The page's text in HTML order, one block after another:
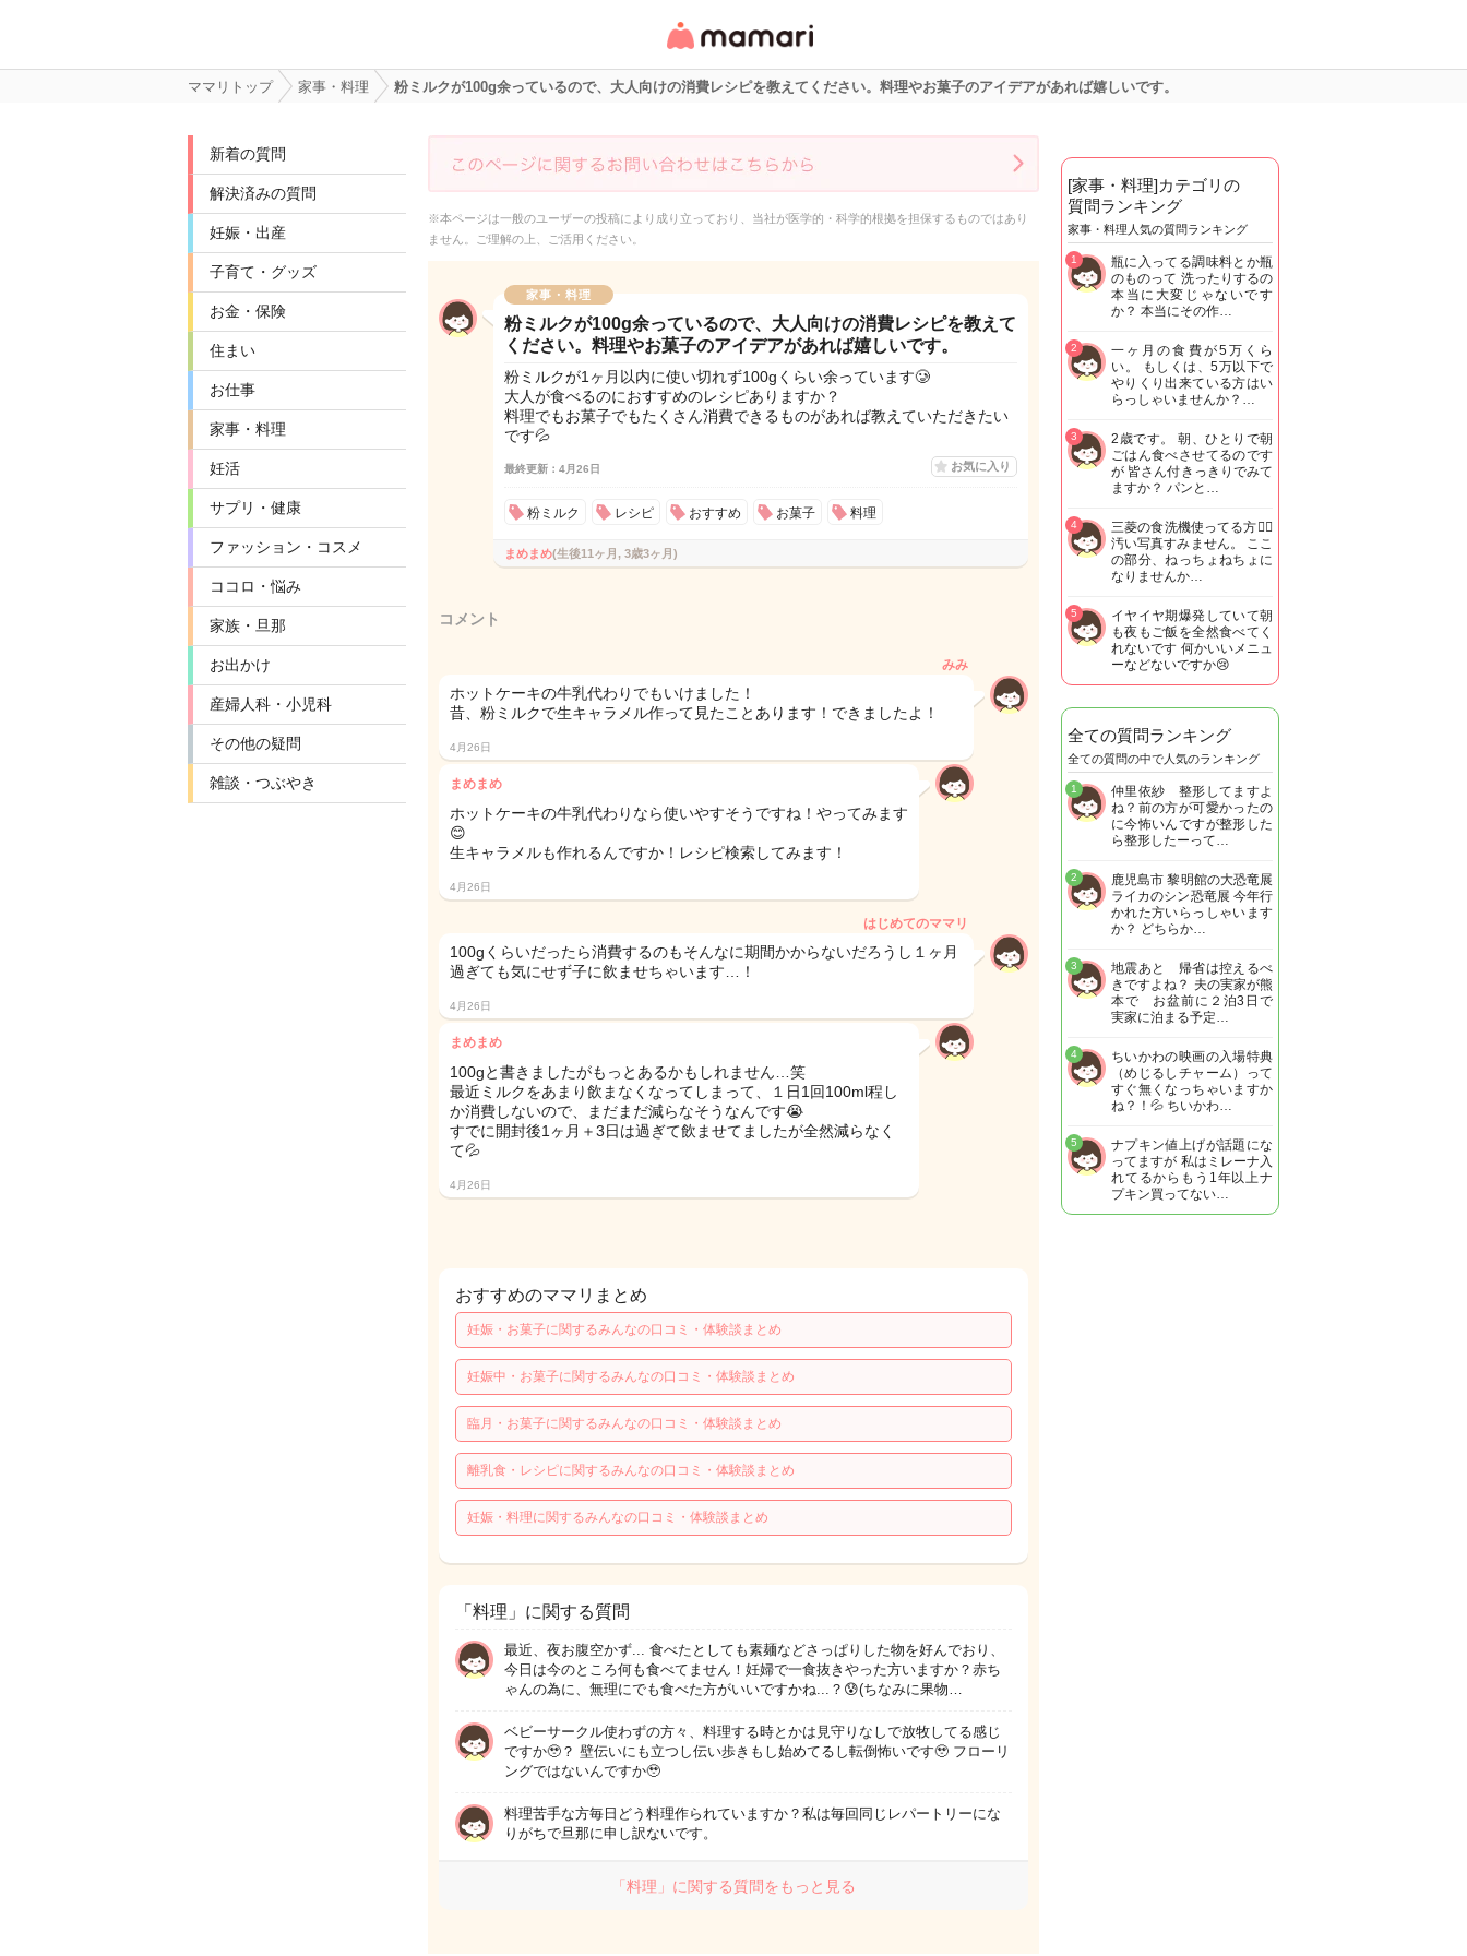
リ・情報サイト
ママリトップ 家事・料理 粉ミルクが100g余っているので、大人向けの消費レシピを教えてください。料理やお菓子のアイデアがあれば嬉しいです。
新着の質問
解決済みの質問
妊娠・出産
子育て・グッズ
お金・保険
住まい
お仕事
家事・料理
妊活
サプリ・健康
ファッション・コスメ
ココロ・悩み
家族・旦那
お出かけ
産婦人科・小児科
その他の疑問
雑談・つぶやき
※本ページは一般のユーザーの投稿により成り立っており、当社が医学的・科学的根拠を担保するものではあり
ません。ご理解の上、ご活用ください。
家事・料理
粉ミルクが100g余っているので、大人向けの消費レシピを教えて
ください。料理やお菓子のアイデアがあれば嬉しいです。
粉ミルクが1ヶ月以内に使い切れず100gくらい余っています🥲
大人が食べるのにおすすめのレシピありますか？
料理でもお菓子でもたくさん消費できるものがあれば教えていただきたい
です💦
最終更新：4月26日 お気に入り
粉ミルク レシピ おすすめ お菓子 料理
まめまめ(生後11ヶ月, 3歳3ヶ月)
コメント
みみ
ホットケーキの牛乳代わりでもいけました！
昔、粉ミルクで生キャラメル作って見たことあります！できましたよ！
4月26日
まめまめ
ホットケーキの牛乳代わりなら使いやすそうですね！やってみます
😊
生キャラメルも作れるんですか！レシピ検索してみます！
4月26日
はじめてのママリ
100gくらいだったら消費するのもそんなに期間かからないだろうし１ヶ月
過ぎても気にせず子に飲ませちゃいます…！
4月26日
まめまめ
100gと書きましたがもっとあるかもしれません…笑
最近ミルクをあまり飲まなくなってしまって、１日1回100ml程し
か消費しないので、まだまだ減らなそうなんです😭
すでに開封後1ヶ月＋3日は過ぎて飲ませてましたが全然減らなく
て💦
4月26日
おすすめのママリまとめ
妊娠・お菓子に関するみんなの口コミ・体験談まとめ
妊娠中・お菓子に関するみんなの口コミ・体験談まとめ
臨月・お菓子に関するみんなの口コミ・体験談まとめ
離乳食・レシピに関するみんなの口コミ・体験談まとめ
妊娠・料理に関するみんなの口コミ・体験談まとめ
「料理」に関する質問
最近、夜お腹空かず... 食べたとしても素麺などさっぱりした物を好んでおり、
今日は今のところ何も食べてません！妊婦で一食抜きやった方いますか？赤ち
ゃんの為に、無理にでも食べた方がいいですかね...？😰(ちなみに果物…
ベビーサークル使わずの方々、料理する時とかは見守りなしで放牧してる感じ
ですか🥹？ 壁伝いにも立つし伝い歩きもし始めてるし転倒怖いです🥹 フローリ
ングではないんですか🥹
料理苦手な方毎日どう料理作られていますか？私は毎回同じレパートリーにな
りがちで旦那に申し訳ないです。
「料理」に関する質問をもっと見る
[家事・料理]カテゴリの
質問ランキング
家事・料理人気の質問ランキング
瓶に入ってる調味料とか瓶
のものって 洗ったりするの
本当に大変じゃないです
か？ 本当にその作…
1
一ヶ月の食費が5万くら
い。 もしくは、5万以下で
やりくり出来ている方はい
らっしゃいませんか？…
2
2歳です。 朝、ひとりで朝
ごはん食べさせてるのです
が 皆さん付きっきりでみて
ますか？ パンと…
3
三菱の食洗機使ってる方🙋‍♀️
汚い写真すみません。 ここ
の部分、ねっちょねちょに
なりませんか…
4
イヤイヤ期爆発していて朝
も夜もご飯を全然食べてく
れないです 何かいいメニュ
ーなどないですか😢
5
全ての質問ランキング
全ての質問の中で人気のランキング
仲里依紗 整形してますよ
ね？前の方が可愛かったの
に今怖いんですが整形した
ら整形したーって…
1
鹿児島市 黎明館の大恐竜展
ライカのシン恐竜展 今年行
かれた方いらっしゃいます
か？ どちらか…
2
地震あと 帰省は控えるべ
きですよね？ 夫の実家が熊
本で お盆前に２泊3日で
実家に泊まる予定…
3
ちいかわの映画の入場特典
（めじるしチャーム）って
すぐ無くなっちゃいますか
ね？！💦 ちいかわ…
4
ナプキン値上げが話題にな
ってますが 私はミレーナ入
れてるからもう1年以上ナ
プキン買ってない…
5